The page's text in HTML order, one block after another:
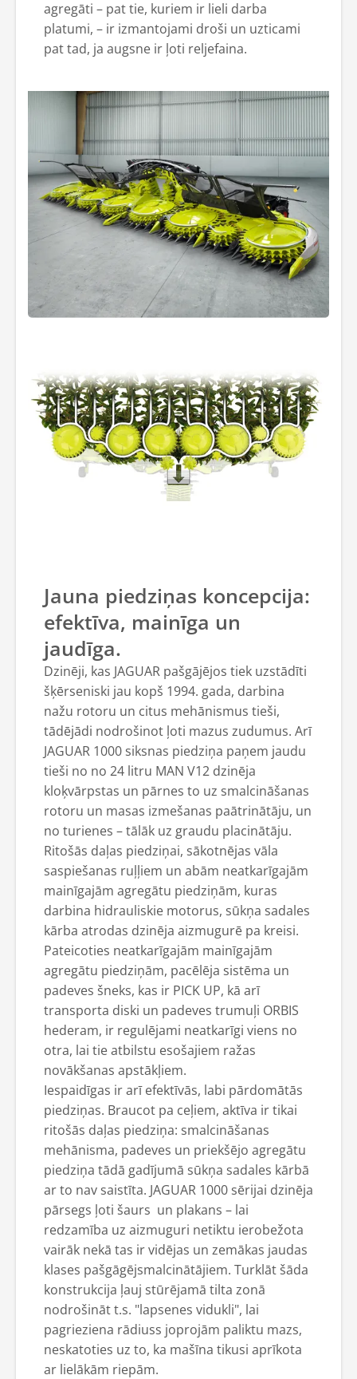
agregāti – pat tie, kuriem ir lieli darba
platumi, – ir izmantojami droši un uzticami
pat tad, ja augsne ir ļoti reljefaina.
Jauna piedziņas koncepcija:
efektīva, mainīga un
jaudīga.
Dzinēji, kas JAGUAR pašgājējos tiek uzstādīti
šķērseniski jau kopš 1994. gada, darbina
nažu rotoru un citus mehānismus tieši,
tādējādi nodrošinot ļoti mazus zudumus. Arī
JAGUAR 1000 siksnas piedziņa paņem jaudu
tieši no no 24 litru MAN V12 dzinēja
kloķvārpstas un pārnes to uz smalcināšanas
rotoru un masas izmešanas paātrinātāju, un
no turienes – tālāk uz graudu placinātāju.
Ritošās daļas piedziņai, sākotnējas vāla
saspiešanas ruļļiem un abām neatkarīgajām
mainīgajām agregātu piedziņām, kuras
darbina hidrauliskie motorus, sūkņa sadales
kārba atrodas dzinēja aizmugurē pa kreisi.
Pateicoties neatkarīgajām mainīgajām
agregātu piedziņām, pacēlēja sistēma un
padeves šneks, kas ir PICK UP, kā arī
transporta diski un padeves trumuļi ORBIS
hederam, ir regulējami neatkarīgi viens no
otra, lai tie atbilstu esošajiem ražas
novākšanas apstākļiem.
Iespaidīgas ir arī efektīvās, labi pārdomātās
piedziņas. Braucot pa ceļiem, aktīva ir tikai
ritošās daļas piedziņa: smalcināšanas
mehānisma, padeves un priekšējo agregātu
piedziņa tādā gadījumā sūkņa sadales kārbā
ar to nav saistīta. JAGUAR 1000 sērijai dzinēja
pārsegs ļoti šaurs un plakans – lai
redzamība uz aizmuguri netiktu ierobežota
vairāk nekā tas ir vidējas un zemākas jaudas
klases pašgāgējsmalcinātājiem. Turklāt šāda
konstrukcija ļauj stūrējamā tilta zonā
nodrošināt t.s. "lapsenes vidukli", lai
pagrieziena rādiuss joprojām paliktu mazs,
neskatoties uz to, ka mašīna tikusi aprīkota
ar lielākām riepām.